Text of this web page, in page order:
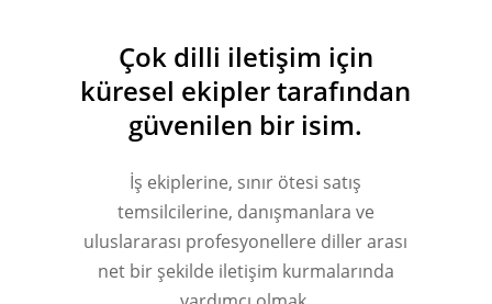
Çok dilli iletişim için
küresel ekipler tarafından
güvenilen bir isim.
İş ekiplerine, sınır ötesi satış
temsilcilerine, danışmanlara ve
uluslararası profesyonellere diller arası
net bir şekilde iletişim kurmalarında